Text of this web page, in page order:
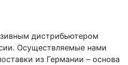
дистрибьютером
Осуществляемые нами
из Германии – основа